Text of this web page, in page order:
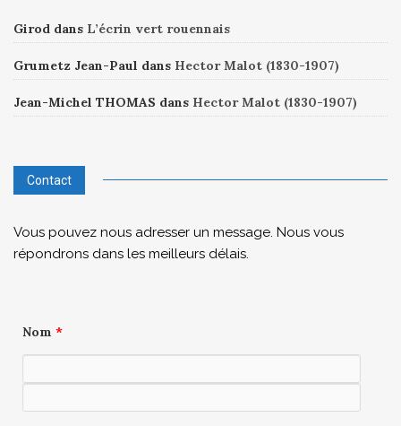
Girod dans L’écrin vert rouennais
Grumetz Jean-Paul dans Hector Malot (1830-1907)
Jean-Michel THOMAS dans Hector Malot (1830-1907)
Contact
Vous pouvez nous adresser un message. Nous vous
répondrons dans les meilleurs délais.
Nom *